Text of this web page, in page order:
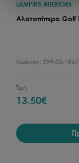
LAMPIRIS INTERIORS
Αλατοπίπερο Golf
Κωδικός: 299-33-
Τιμή
13.50€